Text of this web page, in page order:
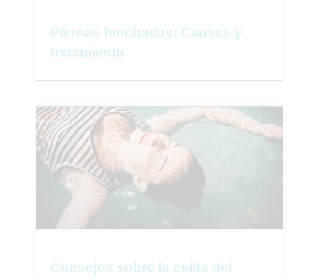
Piernas hinchadas: Causas y
tratamiento
Consejos sobre la caída del